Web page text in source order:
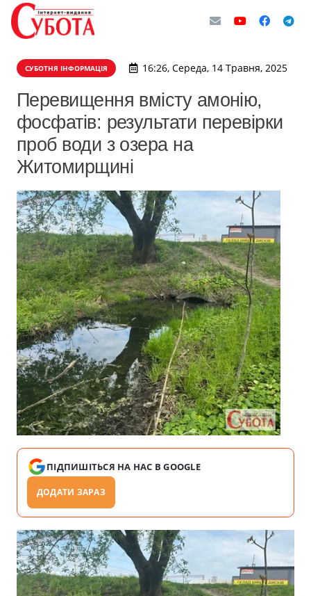
СУБОТНЯ ІНФОРМАЦІЯ 16:26, Середа, 14 Травня, 2025
Перевищення вмісту амонію,
фосфатів: результати перевірки
проб води з озера на
Житомирщині
ПІДПИШІТЬСЯ НА НАС В GOOGLE
ДОДАТИ ЗАРАЗ